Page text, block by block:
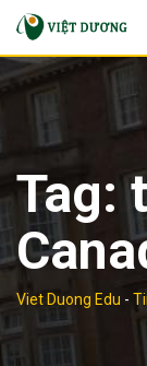
Skip
content
Tag:
Viet Duong Edu -